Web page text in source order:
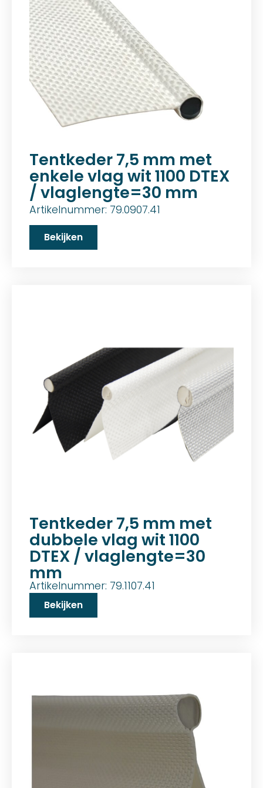
Tentkeder 7,5 mm met
enkele vlag wit 1100 DTEX
/ vlaglengte=30 mm
Artikelnummer: 79.0907.41
Bekijken
Tentkeder 7,5 mm met
dubbele vlag wit 1100
DTEX / vlaglengte=30
mm
Artikelnummer: 79.1107.41
Bekijken